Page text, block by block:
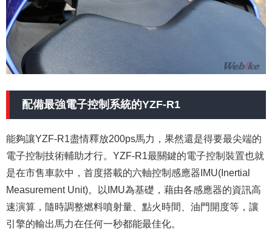
配備最強電子控制系統的YZF-R1
能夠讓YZF-R1盡情釋放200ps馬力，果然還是得要最尖端的
電子控制技術輔助才行。YZF-R1最關鍵的電子控制裝置也就
是在市售車款中，首度搭載的六軸控制感應器IMU(Inertial
Measurement Unit)。以IMU為基礎，藉由各感應器的資訊高
速演算，隨時調整燃料噴射量、點火時間、油門開度等，讓
引擎的輸出馬力在任何一秒都能最佳化。